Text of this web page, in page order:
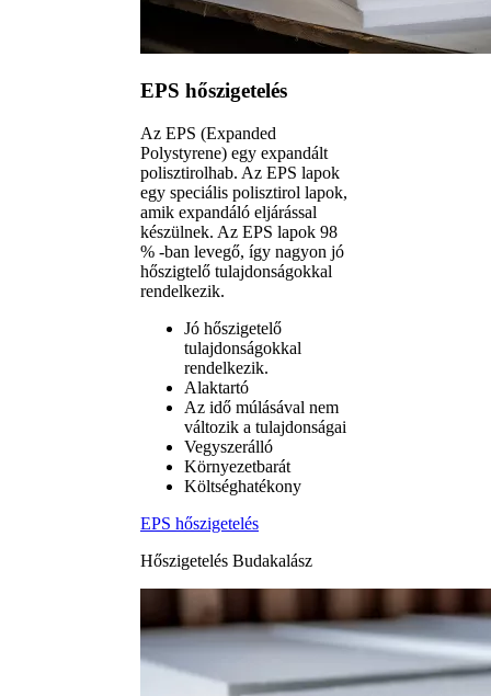
EPS hőszigetelés
Az EPS (Expanded
Polystyrene) egy expandált
polisztirolhab. Az EPS lapok
egy speciális polisztirol lapok,
amik expandáló eljárással
készülnek. Az EPS lapok 98
% -ban levegő, így nagyon jó
hőszigtelő tulajdonságokkal
rendelkezik.
Jó hőszigetelő
tulajdonságokkal
rendelkezik.
Alaktartó
Az idő múlásával nem
változik a tulajdonságai
Vegyszerálló
Környezetbarát
Költséghatékony
EPS hőszigetelés
Hőszigetelés Budakalász